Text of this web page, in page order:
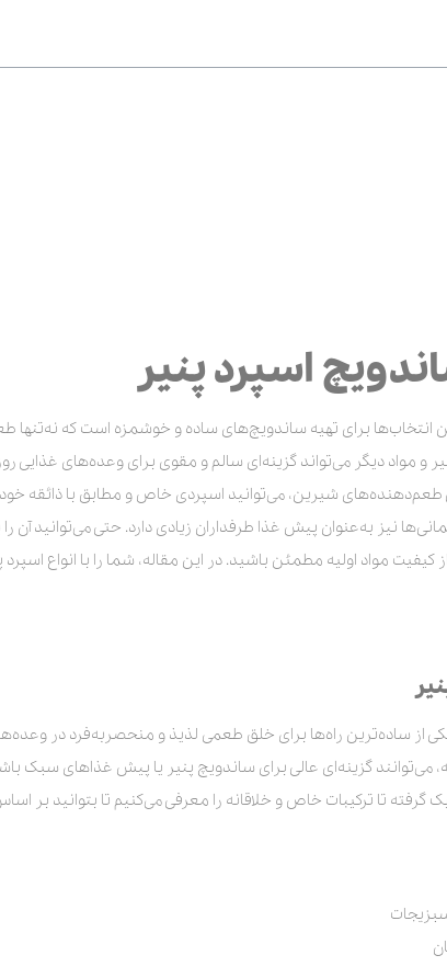
گوجه و ریحان:
و میگو:
زیتون
و زیتون:
و سیر
و گردو:
و سبزیجات
پنیر خامه‌ای و سبزیجات:
اسپرد پنیر
انتخاب‌ها برای تهیه ساندویچ‌های ساده و خوشمزه است که نه‌تنها
و مواد دیگر می‌تواند گزینه‌ای سالم و مقوی برای وعده‌های غذایی
طعم‌دهنده‌های شیرین، می‌توانید اسپردی خاص و مطابق با ذائقه
نیز به‌عنوان پیش غذا طرفداران زیادی دارد. حتی می‌توانید آن را
مواد اولیه مطمئن باشید. در این مقاله، شما را با انواع اسپرد
از ساده‌ترین راه‌ها برای خلق طعمی لذیذ و منحصربه‌فرد در
می‌توانند گزینه‌ای عالی برای ساندویچ پنیر یا پیش غذاهای سبک
گرفته تا ترکیبات خاص و خلاقانه را معرفی می‌کنیم تا بتوانید بر